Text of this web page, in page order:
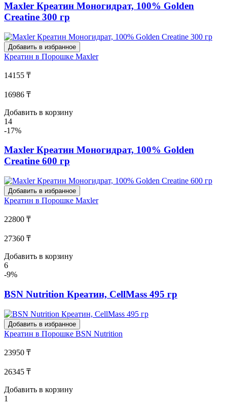
Maxler Креатин Моногидрат, 100% Golden
Creatine 300 гр
Добавить в избранное
Креатин в Порошке Maxler
14155 ₸
16986 ₸
Добавить в корзину
14
-17%
Maxler Креатин Моногидрат, 100% Golden
Creatine 600 гр
Добавить в избранное
Креатин в Порошке Maxler
22800 ₸
27360 ₸
Добавить в корзину
6
-9%
BSN Nutrition Креатин, CellMass 495 гр
Добавить в избранное
Креатин в Порошке BSN Nutrition
23950 ₸
26345 ₸
Добавить в корзину
1